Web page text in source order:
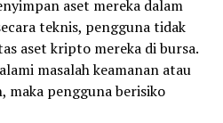
aset mereka dalam
teknis, pengguna tidak
aset kripto mereka di bursa.
masalah keamanan atau
maka pengguna berisiko